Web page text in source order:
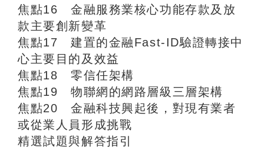
焦點16 金融服務業核心功能存款及放
款主要創新變革
焦點17 建置的金融Fast-ID驗證轉接中
心主要目的及效益
焦點18 零信任架構
焦點19 物聯網的網路層級三層架構
焦點20 金融科技興起後，對現有業者
或從業人員形成挑戰
精選試題與解答指引